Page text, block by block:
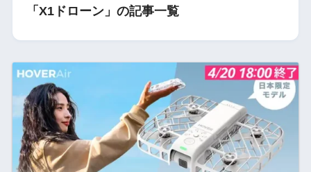
「X1ドローン」の記事一覧